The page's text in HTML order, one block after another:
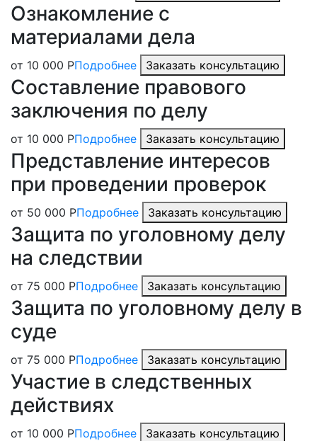
Ознакомление с
материалами дела
от 10 000 РПодробнее Заказать консультацию
Составление правового
заключения по делу
от 10 000 РПодробнее Заказать консультацию
Представление интересов
при проведении проверок
от 50 000 РПодробнее Заказать консультацию
Защита по уголовному делу
на следствии
от 75 000 РПодробнее Заказать консультацию
Защита по уголовному делу в
суде
от 75 000 РПодробнее Заказать консультацию
Участие в следственных
действиях
от 10 000 РПодробнее Заказать консультацию